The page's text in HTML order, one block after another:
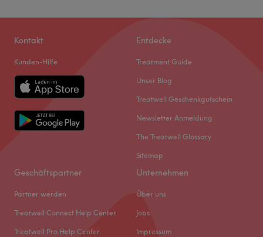
Kontakt
Kunden-Hilfe
Entdecke
Treatment Guide
Unser Blog
Treatwell Geschenkgutschein
Newsletter Anmeldung
The Treatwell Glossary
Sitemap
Geschäftspartner
Partner werden
Treatwell Connect Help Center
Treatwell Pro Help Center
Unternehmen
Über uns
Jobs
Impressum